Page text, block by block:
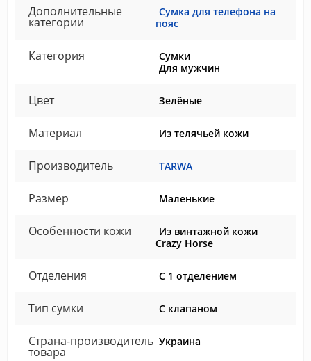
Дополнительные
категории
Сумка для телефона на
пояс
Категория
Сумки
Для мужчин
Цвет Зелёные
Материал Из телячьей кожи
Производитель TARWA
Размер Маленькие
Особенности кожи
Из винтажной кожи
Crazy Horse
Отделения С 1 отделением
Тип сумки С клапаном
Страна-производитель
товара
Украина